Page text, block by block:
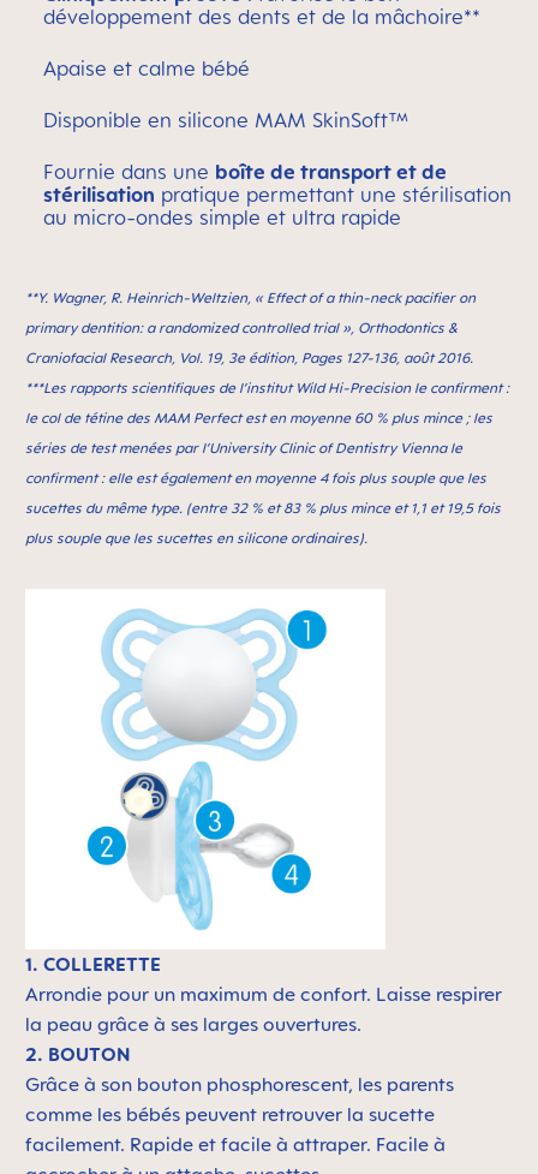
développement des dents et de la mâchoire**
Apaise et calme bébé
Disponible en silicone MAM SkinSoft™
Fournie dans une boîte de transport et de
stérilisation pratique permettant une stérilisation
au micro-ondes simple et ultra rapide
**Y. Wagner, R. Heinrich-Weltzien, « Effect of a thin-neck paciﬁer on
primary dentition: a randomized controlled trial », Orthodontics &
Craniofacial Research, Vol. 19, 3e édition, Pages 127-136, août 2016.
***Les rapports scientifiques de l’institut Wild Hi-Precision le confirment :
le col de tétine des MAM Perfect est en moyenne 60 % plus mince ; les
séries de test menées par l’University Clinic of Dentistry Vienna le
confirment : elle est également en moyenne 4 fois plus souple que les
sucettes du même type. (entre 32 % et 83 % plus mince et 1,1 et 19,5 fois
plus souple que les sucettes en silicone ordinaires).
1. COLLERETTE
Arrondie pour un maximum de confort. Laisse respirer
la peau grâce à ses larges ouvertures.
2. BOUTON
Grâce à son bouton phosphorescent, les parents
comme les bébés peuvent retrouver la sucette
facilement. Rapide et facile à attraper. Facile à